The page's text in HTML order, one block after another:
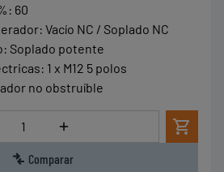
: 60
: Vacío NC / Soplado NC
: Soplado potente
: 1 x M12 5 polos
no obstruíble
Cantidad
Comparar